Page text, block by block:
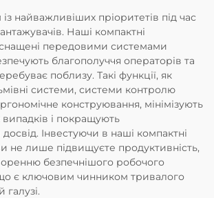
найважливіших пріоритетів під час
Наші компактні
передовими системами
благополуччя операторів та
поблизу. Такі функції, як
системи, системи контролю
конструювання, мінімізують
і покращують
Інвестуючи в наші компактні
не лише підвищуєте продуктивність,
безпечнішого робочого
є ключовим чинником тривалого
галузі.